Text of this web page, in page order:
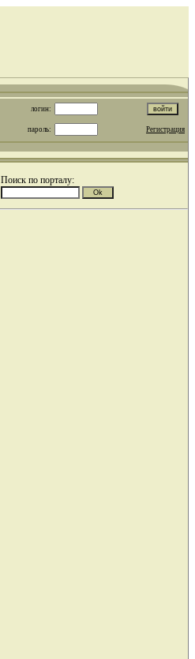
логин:
пароль: Регистрация
Поиск по порталу: